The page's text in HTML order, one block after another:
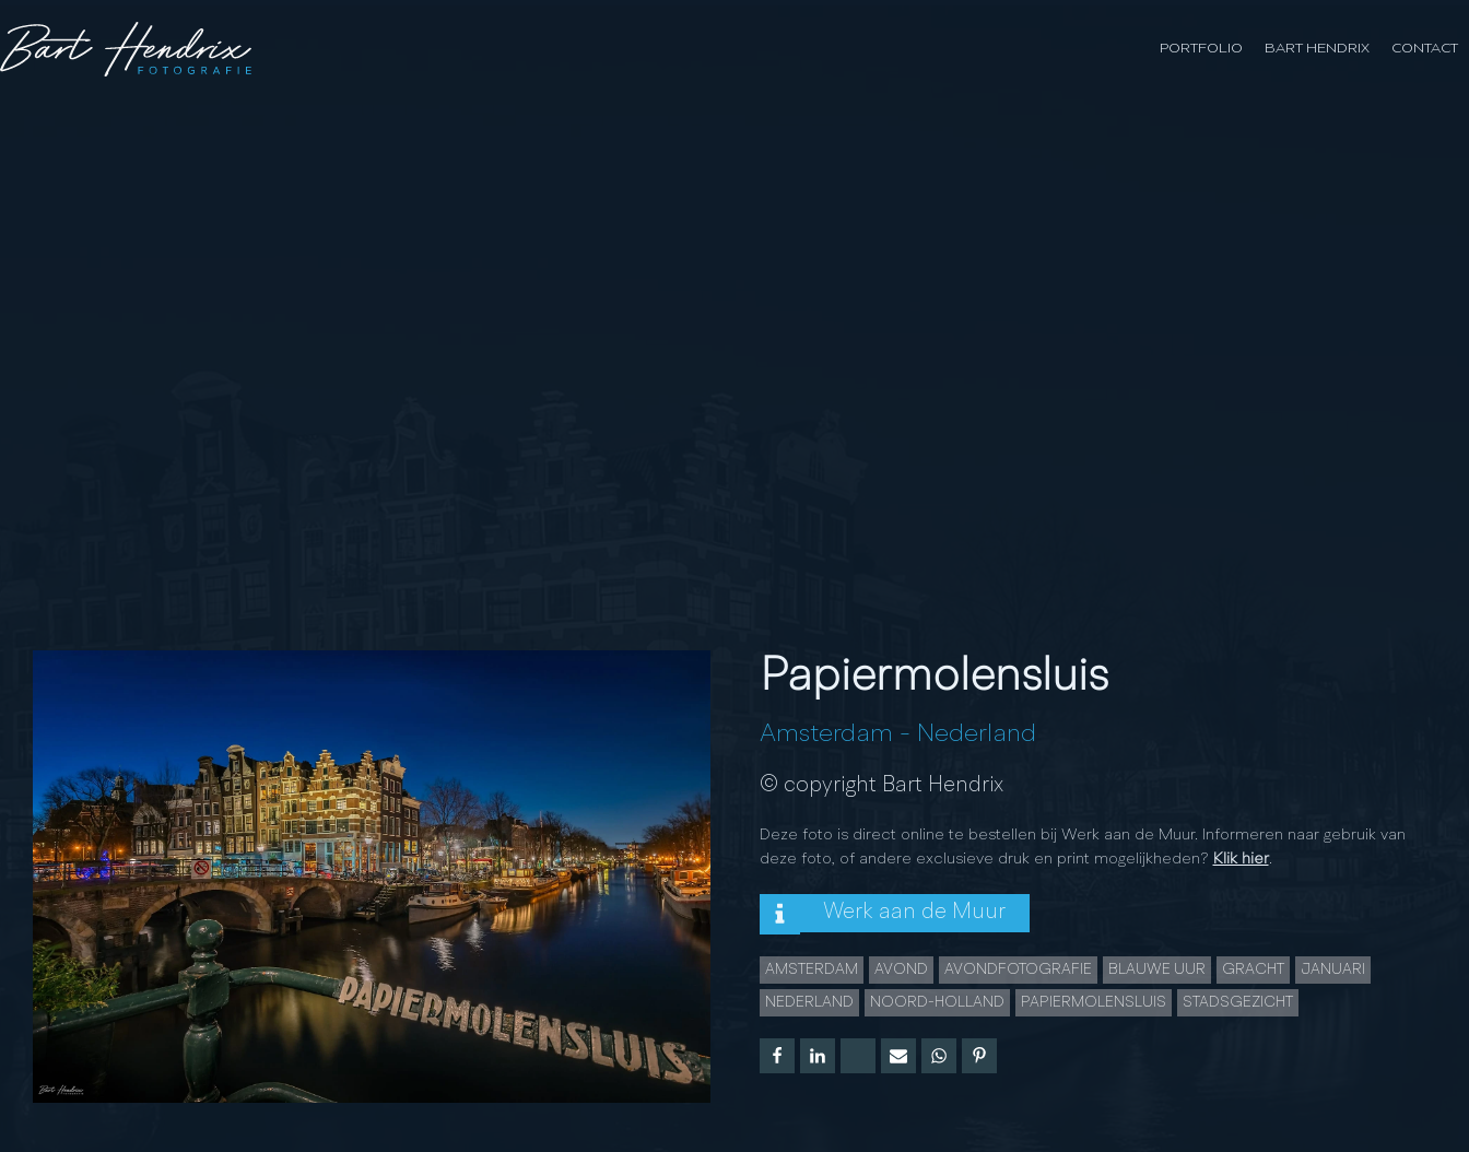
PORTFOLIO BART HENDRIX CONTACT
Papiermolensluis
Amsterdam - Nederland
© copyright Bart Hendrix
Deze foto is direct online te bestellen bij Werk aan de Muur. Informeren naar gebruik van
deze foto, of andere exclusieve druk en print mogelijkheden? Klik hier.
Werk aan de Muur
AMSTERDAM AVOND AVONDFOTOGRAFIE BLAUWE UUR GRACHT JANUARI
NEDERLAND NOORD-HOLLAND PAPIERMOLENSLUIS STADSGEZICHT